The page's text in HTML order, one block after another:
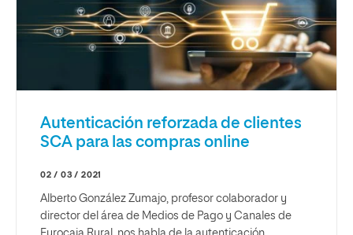
Autenticación reforzada de clientes
SCA para las compras online
02 / 03 / 2021
Alberto González Zumajo, profesor colaborador y
director del área de Medios de Pago y Canales de